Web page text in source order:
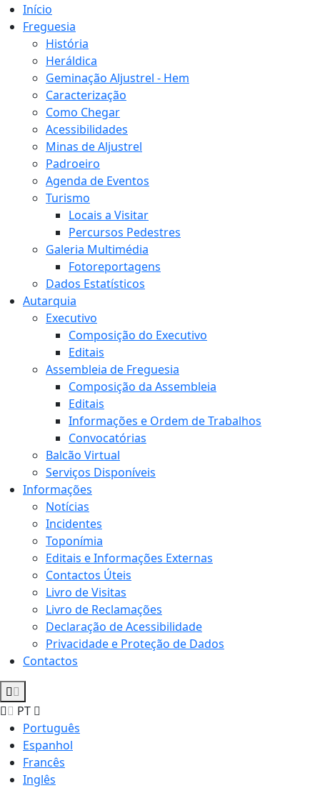
Início
Freguesia
História
Heráldica
Geminação Aljustrel - Hem
Caracterização
Como Chegar
Acessibilidades
Minas de Aljustrel
Padroeiro
Agenda de Eventos
Turismo
Locais a Visitar
Percursos Pedestres
Galeria Multimédia
Fotoreportagens
Dados Estatísticos
Autarquia
Executivo
Composição do Executivo
Editais
Assembleia de Freguesia
Composição da Assembleia
Editais
Informações e Ordem de Trabalhos
Convocatórias
Balcão Virtual
Serviços Disponíveis
Informações
Notícias
Incidentes
Toponímia
Editais e Informações Externas
Contactos Úteis
Livro de Visitas
Livro de Reclamações
Declaração de Acessibilidade
Privacidade e Proteção de Dados
Contactos
PT
Português
Espanhol
Francês
Inglês